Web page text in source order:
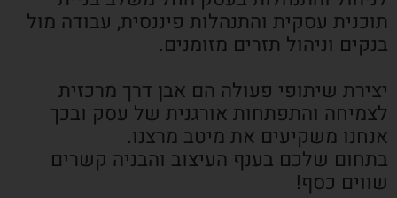
תוכנית עסקית והתנהלות פיננסית, עבודה מול
בנקים וניהול תזרים מזומנים.
יצירת שיתופי פעולה הם אבן דרך מרכזית
לצמיחה והתפתחות אורגנית של עסק ובכך
אנחנו משקיעים את מיטב מרצנו.
בתחום שלכם בענף העיצוב והבניה קשרים
שווים כסף!